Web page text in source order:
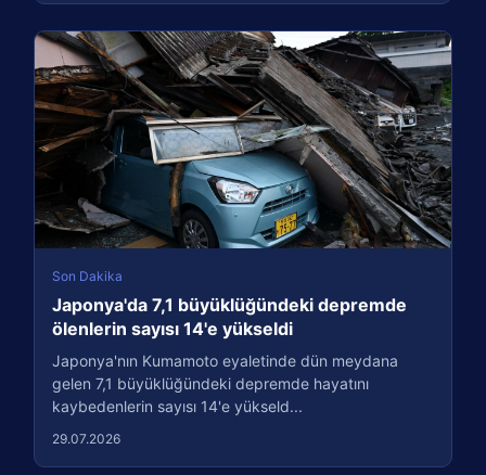
Son Dakika
Japonya'da 7,1 büyüklüğündeki depremde
ölenlerin sayısı 14'e yükseldi
Japonya'nın Kumamoto eyaletinde dün meydana
gelen 7,1 büyüklüğündeki depremde hayatını
kaybedenlerin sayısı 14'e yükseld...
29.07.2026